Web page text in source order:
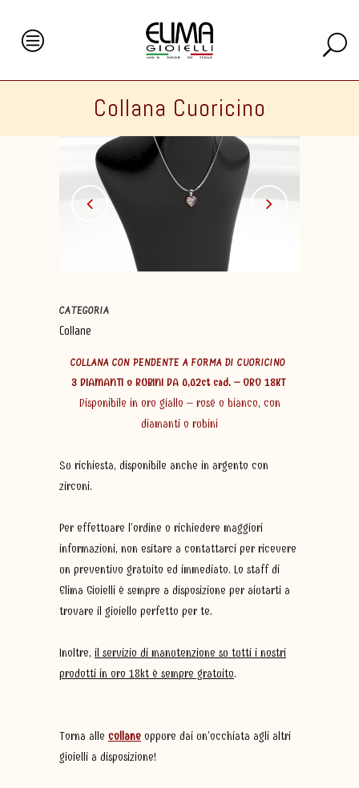
Collana Cuoricino
CATEGORIA
Collane
COLLANA CON PENDENTE A FORMA DI CUORICINO
3 DIAMANTI o RUBINI DA 0,02ct cad. – ORO 18KT
Disponibile in oro giallo – rosé o bianco, con
diamanti o rubini
Su richiesta, disponibile anche in argento con
zirconi.
Per effettuare l’ordine o richiedere maggiori
informazioni, non esitare a contattarci per ricevere
un preventivo gratuito ed immediato. Lo staff di
Elima Gioielli è sempre a disposizione per aiutarti a
trovare il gioiello perfetto per te.
Inoltre, il servizio di manutenzione su tutti i nostri
prodotti in oro 18kt è sempre gratuito.
Torna alle collane oppure dai un’occhiata agli altri
gioielli a disposizione!